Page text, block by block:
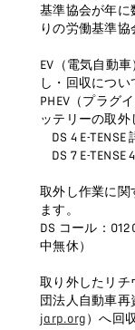
基準協会が年に
りの労働基準協
EV（電気自動
し・回収につい
PHEV（プラグ
ッテリーの取外
DS 4 E-TENSE
DS 7 E-TENSE
取外し作業に関
ます。
DS コール：
中無休）
取り外したリチ
団法人自動車再
jarp.org ）へ回